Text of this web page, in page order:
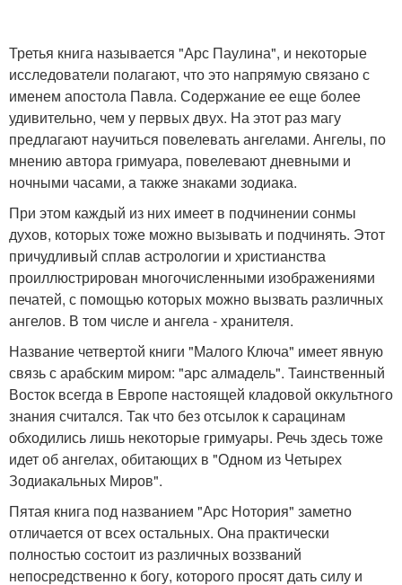
Третья книга называется "Арс Паулина", и некоторые
исследователи полагают, что это напрямую связано с
именем апостола Павла. Содержание ее еще более
удивительно, чем у первых двух. На этот раз магу
предлагают научиться повелевать ангелами. Ангелы, по
мнению автора гримуара, повелевают дневными и
ночными часами, а также знаками зодиака.
При этом каждый из них имеет в подчинении сонмы
духов, которых тоже можно вызывать и подчинять. Этот
причудливый сплав астрологии и христианства
проиллюстрирован многочисленными изображениями
печатей, с помощью которых можно вызвать различных
ангелов. В том числе и ангела - хранителя.
Название четвертой книги "Малого Ключа" имеет явную
связь с арабским миром: "арс алмадель". Таинственный
Восток всегда в Европе настоящей кладовой оккультного
знания считался. Так что без отсылок к сарацинам
обходились лишь некоторые гримуары. Речь здесь тоже
идет об ангелах, обитающих в "Одном из Четырех
Зодиакальных Миров".
Пятая книга под названием "Арс Нотория" заметно
отличается от всех остальных. Она практически
полностью состоит из различных воззваний
непосредственно к богу, которого просят дать силу и